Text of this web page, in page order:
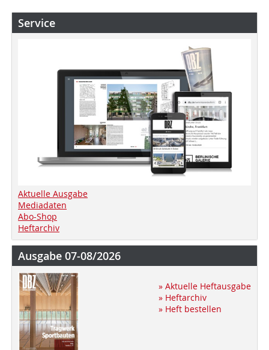
Service
Aktuelle Ausgabe
Mediadaten
Abo-Shop
Heftarchiv
Ausgabe 07-08/2026
» Aktuelle Heftausgabe
» Heftarchiv
» Heft bestellen